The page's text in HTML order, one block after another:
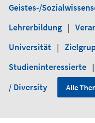
Geistes-/
Lehrerbildung |
Universität |
Studieninteressierte |
/ Diversity
Alle